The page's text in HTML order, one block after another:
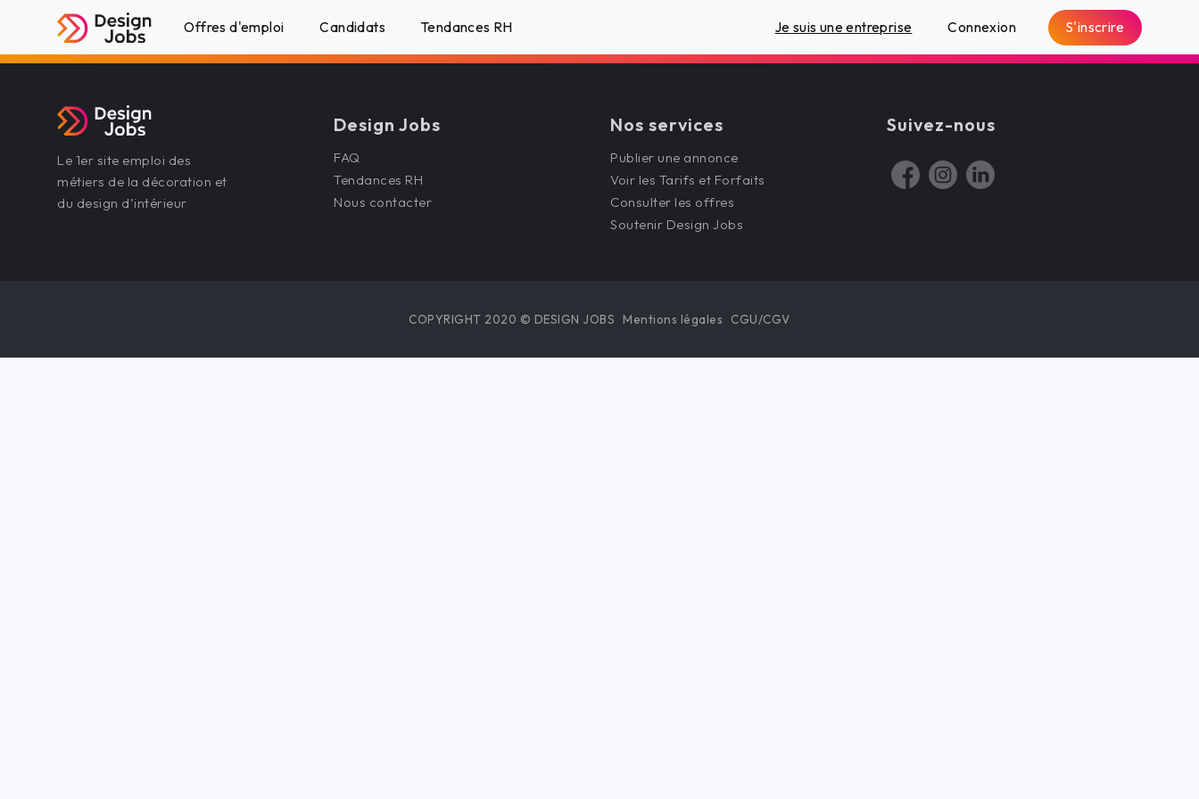
Offres d'emploi Candidats Tendances RH Je suis une entreprise Connexion S'inscrire
Le 1er site emploi des
métiers de la décoration et
du design d’intérieur
Design Jobs
FAQ
Tendances RH
Nous contacter
Nos services
Publier une annonce
Voir les Tarifs et Forfaits
Consulter les offres
Soutenir Design Jobs
Suivez-nous
COPYRIGHT 2020 © DESIGN JOBS Mentions légales CGU/CGV